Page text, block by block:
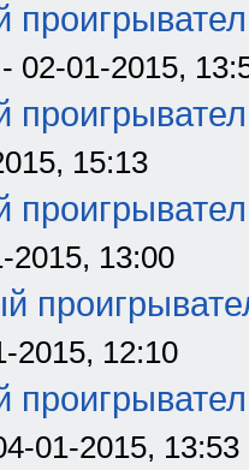
- 02-01-2015,
15:13
2015, 13:00
2015, 12:10
01-2015, 13:53